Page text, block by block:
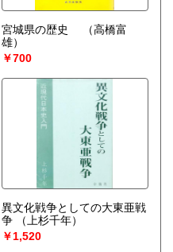
宮城県の歴史
（高橋富
雄）
￥700
異文化戦争としての大東亜戦
争
（上杉千年）
￥1,520